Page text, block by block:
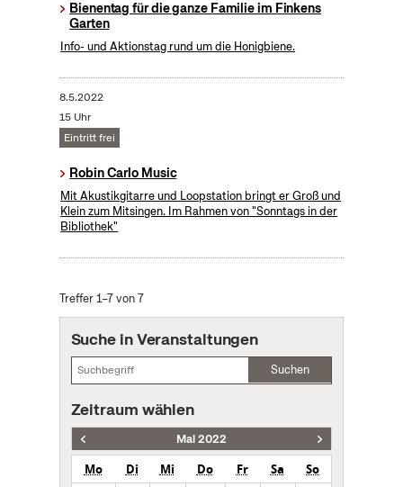
Bienentag für die ganze Familie im Finkens
Garten
Info- und Aktionstag rund um die Honigbiene.
8.5.2022
15 Uhr
Eintritt frei
Robin Carlo Music
Mit Akustikgitarre und Loopstation bringt er Groß und
Klein zum Mitsingen. Im Rahmen von "Sonntags in der
Bibliothek"
Treffer 1–7 von 7
Suche in Veranstaltungen
Suchen
Zeitraum wählen
Mai 2022
Mo Di Mi Do Fr Sa
So